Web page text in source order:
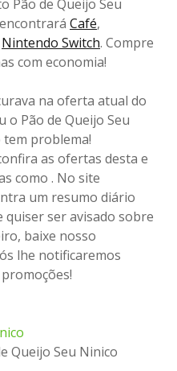
Pão de Queijo Seu
Café,
Nintendo Switch. Compre
com economia!
na oferta atual do
o Pão de Queijo Seu
problema!
as ofertas desta e
como . No site
um resumo diário
quiser ser avisado sobre
baixe nosso
lhe notificaremos
Queijo Seu Ninico